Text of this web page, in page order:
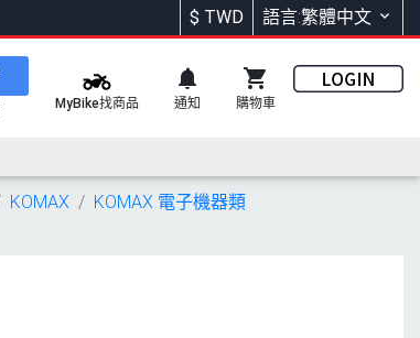
$ TWD 語言:繁體中文
MyBike找商品 通知 購物車
KOMAX
KOMAX 電子機器類